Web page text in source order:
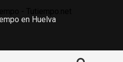
en Huelva